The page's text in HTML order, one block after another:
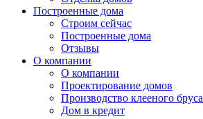
Построенные дома
Строим сейчас
Построенные дома
Отзывы
О компании
О компании
Проектирование домов
Производство клееного бруса
Дом в кредит